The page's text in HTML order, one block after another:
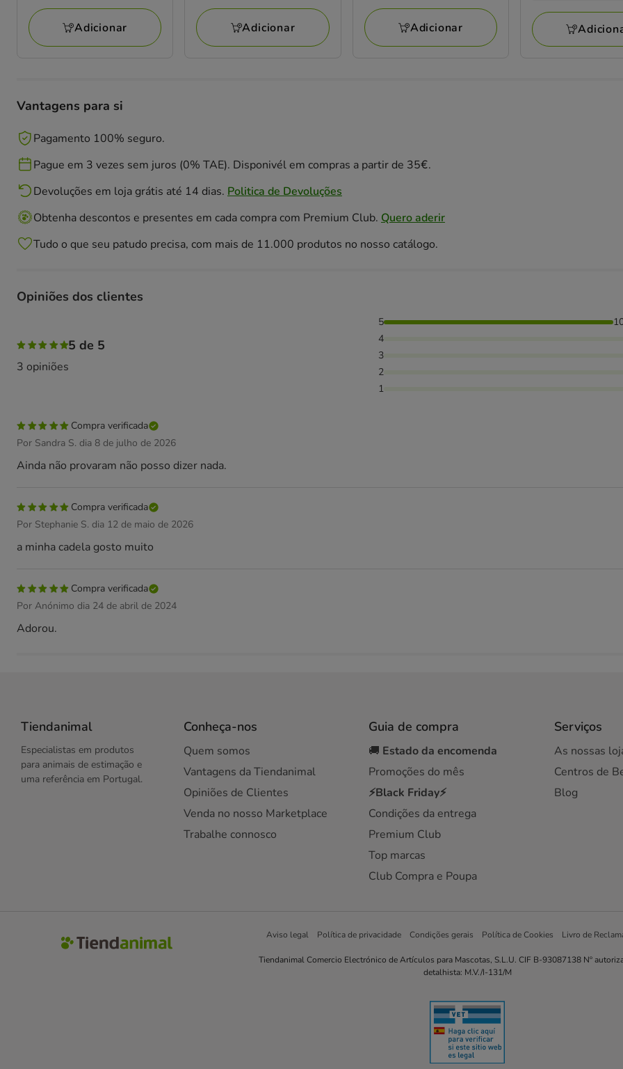
113.98€
Adicionar
67.04€
Adicionar
67.04€
Adicionar
avaliações
49.93€
Vantagens para si
Pagamento 100% seguro.
Pague em 3 vezes sem juros (0% TAE). Disponivél em compras a partir de 35€.
Devoluções em loja grátis até 14 dias. Politica de Devoluções
Obtenha descontos e presentes em cada compra com Premium Club. Quero aderir
Tudo o que seu patudo precisa, com mais de 11.000 produtos no nosso catálogo.
Opiniões dos clientes
5 de 5
3 opiniões
5
4
3
2
1
Compra verificada
Por Sandra S. dia 8 de julho de 2026
Ainda não provaram não posso dizer nada.
Compra verificada
Por Stephanie S. dia 12 de maio de 2026
a minha cadela gosto muito
Compra verificada
Por Anónimo dia 24 de abril de 2024
Adorou.
Tiendanimal
Especialistas em produtos
para animais de estimação e
uma referência em Portugal.
Conheça-nos
Quem somos
Vantagens da Tiendanimal
Opiniões de Clientes
Venda no nosso Marketplace
Trabalhe connosco
Guia de compra
🚚 Estado da encomenda
Promoções do mês
⚡Black Friday⚡
Condições da entrega
Premium Club
Top marcas
Club Compra e Poupa
Serviços
As nossas
Centros de
Blog
Aviso legal Política de privacidade Condições gerais Política de Cookies Livro de
Tiendanimal Comercio Electrónico de Artículos para Mascotas, S.L.U. CIF B-93087138 Nº
detalhista: M.V./I-131/M